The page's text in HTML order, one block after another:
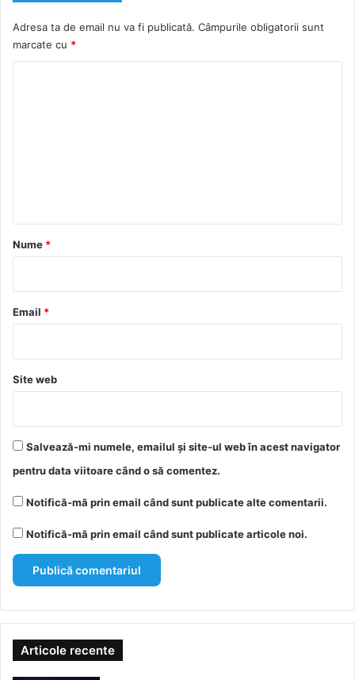
Adresa ta de email nu va fi publicată. Câmpurile obligatorii sunt
marcate cu *
r
*
Nume *
Email *
Site web
Salvează-mi numele, emailul și site-ul web în acest navigator
pentru data viitoare când o să comentez.
Notifică-mă prin email când sunt publicate alte comentarii.
Notifică-mă prin email când sunt publicate articole noi.
Articole recente